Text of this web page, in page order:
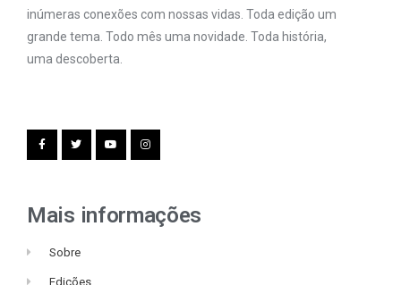
inúmeras conexões com nossas vidas. Toda edição um
grande tema. Todo mês uma novidade. Toda história,
uma descoberta.
Mais informações
Sobre
Edições